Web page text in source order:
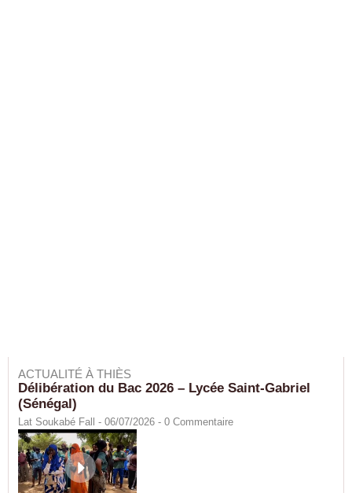
ACTUALITÉ À THIÈS
Délibération du Bac 2026 – Lycée Saint-Gabriel
(Sénégal)
Lat Soukabé Fall - 06/07/2026 - 0 Commentaire